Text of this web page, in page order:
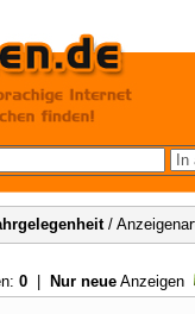
/
0 Nur neue Anzeigen